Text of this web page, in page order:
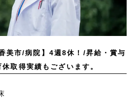
美市/病院】4週8休！/昇給・賞与
取得実績もございます。